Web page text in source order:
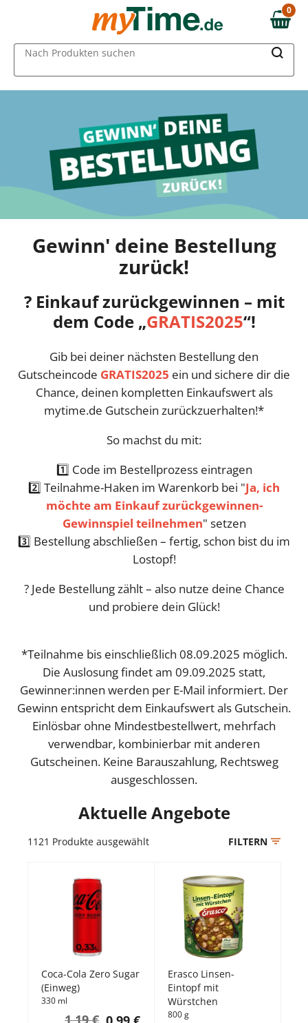
0,00 €
0
Nach Produkten suchen
Gewinn' deine Bestellung
zurück!
? Einkauf zurückgewinnen – mit
dem Code „GRATIS2025“!
Gib bei deiner nächsten Bestellung den
Gutscheincode GRATIS2025 ein und sichere dir die
Chance, deinen kompletten Einkaufswert als
mytime.de Gutschein zurückzuerhalten!*
So machst du mit:
1️⃣ Code im Bestellprozess eintragen
2️⃣ Teilnahme-Haken im Warenkorb bei "Ja, ich
möchte am Einkauf zurückgewinnen-
Gewinnspiel teilnehmen" setzen
3️⃣ Bestellung abschließen – fertig, schon bist du im
Lostopf!
? Jede Bestellung zählt – also nutze deine Chance
und probiere dein Glück!
*Teilnahme bis einschließlich 08.09.2025 möglich.
Die Auslosung findet am 09.09.2025 statt,
Gewinner:innen werden per E-Mail informiert. Der
Gewinn entspricht dem Einkaufswert als Gutschein.
Einlösbar ohne Mindestbestellwert, mehrfach
verwendbar, kombinierbar mit anderen
Gutscheinen. Keine Barauszahlung, Rechtsweg
ausgeschlossen.
Aktuelle Angebote
1121 Produkte ausgewählt FILTERN
Coca-Cola Zero Sugar
(Einweg)
330 ml
1,19 €
Erasco Linsen-
Eintopf mit
Würstchen
800 g